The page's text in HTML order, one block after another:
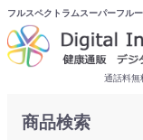
フルスペクトラムスーパーフル
通話料
商品検索